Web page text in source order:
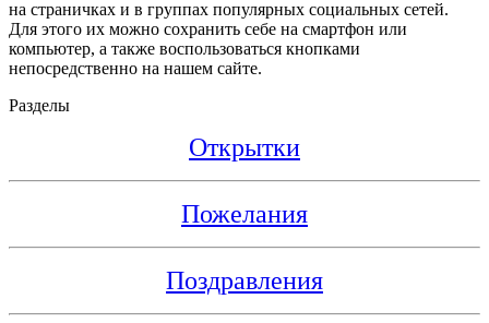
на страничках и в группах популярных социальных сетей.
Для этого их можно сохранить себе на смартфон или
компьютер, а также воспользоваться кнопками
непосредственно на нашем сайте.
Разделы
Открытки
Пожелания
Поздравления